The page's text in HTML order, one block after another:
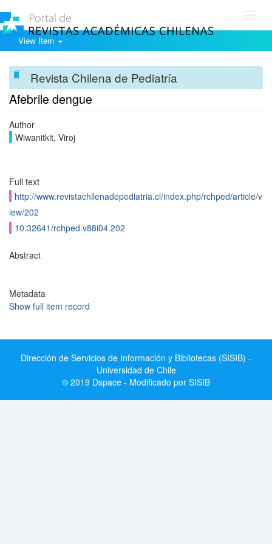
View Item
Revista Chilena de Pediatría
Afebrile dengue
Author
Wiwanitkit, Viroj
Full text
http://www.revistachilenadepediatria.cl/index.php/rchped/article/v
iew/202
10.32641/rchped.v88i04.202
Abstract
Metadata
Show full item record
Dirección de Servicios de Información y Bibliotecas (SISIB) -
Universidad de Chile
© 2019 Dspace - Modificado por SISIB